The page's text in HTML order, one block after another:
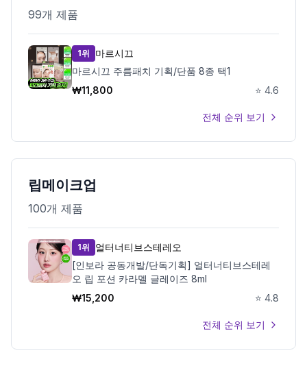
99개 제품
1위
마르시끄
마르시끄 주름패치 기획/단품 8종 택1
₩11,800 ⭐ 4.6
전체 순위 보기
립메이크업
100개 제품
1위
얼터너티브스테레오
[인보라 공동개발/단독기획] 얼터너티브스테레
오 립 포션 카라멜 글레이즈 8ml
₩15,200 ⭐ 4.8
전체 순위 보기